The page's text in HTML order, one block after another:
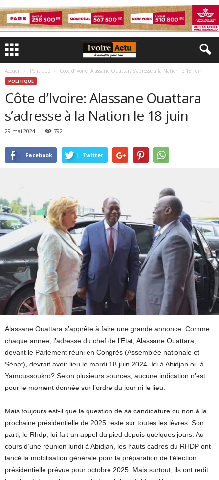
Accueil Politique Côte d’Ivoire: Alassane Ouattara s’adresse à la Nation le 18 juin
POLITIQUE
Côte d’Ivoire: Alassane Ouattara
s’adresse à la Nation le 18 juin
29 mai 2024 792
Facebook Twitter
Alassane Ouattara s’apprête à faire une grande annonce. Comme
chaque année, l’adresse du chef de l’État, Alassane Ouattara,
devant le Parlement réuni en Congrès (Assemblée nationale et
Sénat), devrait avoir lieu le mardi 18 juin 2024. Ici à Abidjan ou à
Yamoussoukro? Selon plusieurs sources, aucune indication n’est
pour le moment donnée sur l’ordre du jour ni le lieu.
Mais toujours est-il que la question de sa candidature ou non à la
prochaine présidentielle de 2025 reste sur toutes les lèvres. Son
parti, le Rhdp, lui fait un appel du pied depuis quelques jours. Au
cours d’une réunion lundi à Abidjan, les hauts cadres du RHDP ont
lancé la mobilisation générale pour la préparation de l’élection
présidentielle prévue pour octobre 2025. Mais surtout, ils ont redit